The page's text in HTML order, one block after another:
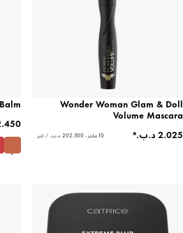
Wonder Woman Glam & Doll
Volume Mascara
10 ملتر - ‏202.500 د.ب.‏ / لتر